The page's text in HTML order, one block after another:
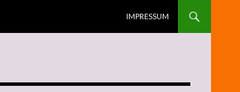
IMPRESSUM